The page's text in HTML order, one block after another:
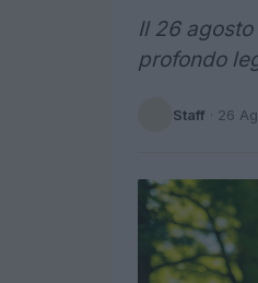
Il 26
profondo
Staff · 26